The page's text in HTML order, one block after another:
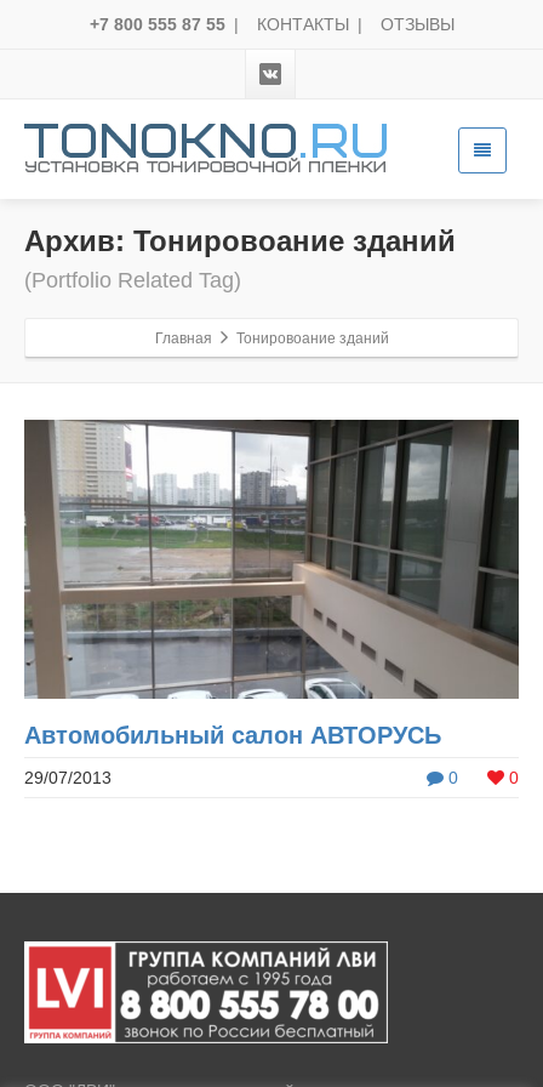
+7 800 555 87 55 | КОНТАКТЫ | ОТЗЫВЫ
Архив: Тонировоание зданий
(Portfolio Related Tag)
Главная Тонировоание зданий
Автомобильный салон АВТОРУСЬ
0 0
29/07/2013